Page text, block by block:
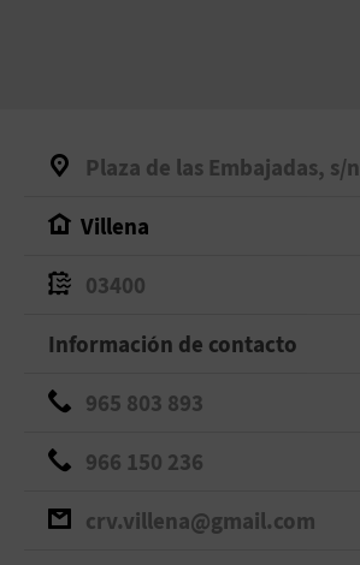
Plaza de las Embajadas, s/n
Villena
03400
Información de contacto
965 803 893
966 150 236
crv.villena@gmail.com